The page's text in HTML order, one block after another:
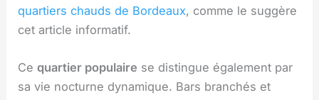
quartiers chauds de Bordeaux, comme le suggère
cet article informatif.
Cequartier populaire se distingue également par
sa vie nocturne dynamique. Bars branchés et